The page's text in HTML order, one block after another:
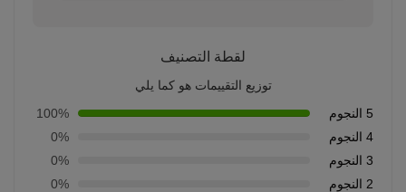
لقطة التصنيف
توزيع التقييمات هو كما يلي
5 النجوم
100%
4 النجوم
0%
3 النجوم
0%
2 النجوم
0%